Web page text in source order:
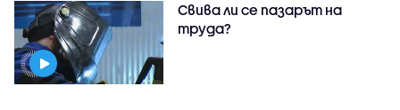
Свива ли се пазарът на
труда?